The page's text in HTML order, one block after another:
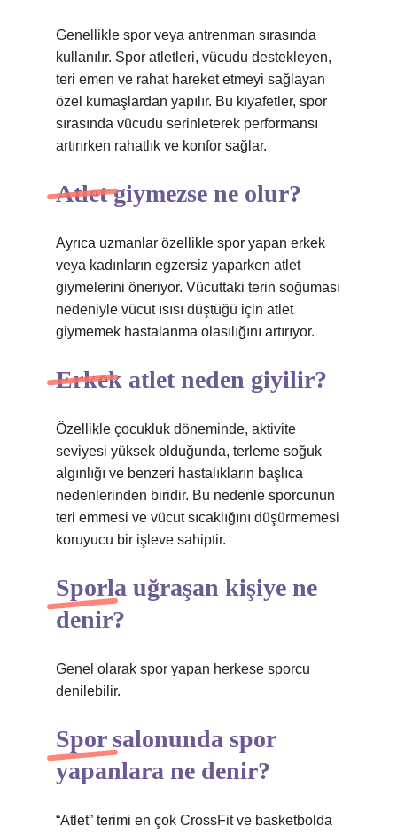
Genellikle spor veya antrenman sırasında
kullanılır. Spor atletleri, vücudu destekleyen,
teri emen ve rahat hareket etmeyi sağlayan
özel kumaşlardan yapılır. Bu kıyafetler, spor
sırasında vücudu serinleterek performansı
artırırken rahatlık ve konfor sağlar.
Atlet giymezse ne olur?
Ayrıca uzmanlar özellikle spor yapan erkek
veya kadınların egzersiz yaparken atlet
giymelerini öneriyor. Vücuttaki terin soğuması
nedeniyle vücut ısısı düştüğü için atlet
giymemek hastalanma olasılığını artırıyor.
Erkek atlet neden giyilir?
Özellikle çocukluk döneminde, aktivite
seviyesi yüksek olduğunda, terleme soğuk
algınlığı ve benzeri hastalıkların başlıca
nedenlerinden biridir. Bu nedenle sporcunun
teri emmesi ve vücut sıcaklığını düşürmemesi
koruyucu bir işleve sahiptir.
Sporla uğraşan kişiye ne
denir?
Genel olarak spor yapan herkese sporcu
denilebilir.
Spor salonunda spor
yapanlara ne denir?
“Atlet” terimi en çok CrossFit ve basketbolda